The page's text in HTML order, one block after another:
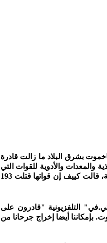
بشرق البلاد ما زالت قادرة
والمعدات والأدوية للقوات التي
تدافع عن المدينة. وفي أحدث مزاعمها تكبيد الروس خسائر فادحة، قالت كييف إن قواتها قتلت 193
التلفزيونية "قادرون على
بإمكاننا أيضا إخراج جرحانا من